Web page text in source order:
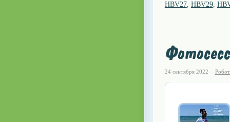
HBV27, HBV29,
24 сентября 2022 Робот